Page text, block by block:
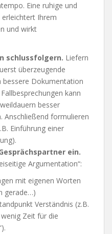
Eine ruhige und
erleichtert Ihrem
und wirkt
schlussfolgern. Liefern
überzeugende
bessere Dokumentation
kann
besser
Anschließend formulieren
Einführung einer
ein.
Argumentation“:
mit eigenen Worten
gerade…)
Verständnis (z.B.
Zeit für die